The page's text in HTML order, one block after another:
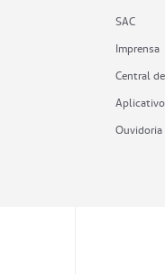
SAC
Imprensa
Central
Aplicativo
Ouvidoria